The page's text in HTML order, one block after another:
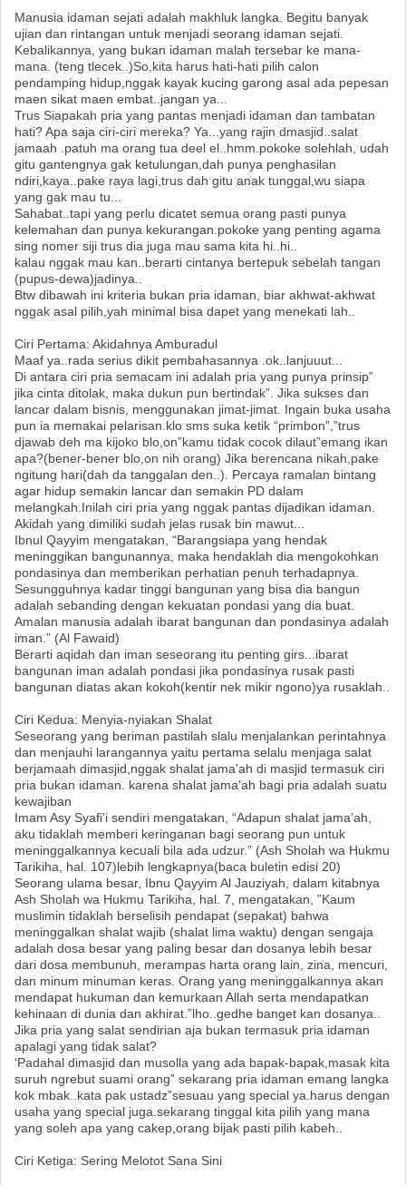
Manusia idaman sejati adalah makhluk langka. Begitu banyak
ujian dan rintangan untuk menjadi seorang idaman sejati.
Kebalikannya, yang bukan idaman malah tersebar ke mana-
mana. (teng tlecek..)So,kita harus hati-hati pilih calon
pendamping hidup,nggak kayak kucing garong asal ada pepesan
maen sikat maen embat..jangan ya...
Trus Siapakah pria yang pantas menjadi idaman dan tambatan
hati? Apa saja ciri-ciri mereka? Ya...yang rajin dmasjid..salat
jamaah .patuh ma orang tua deel el..hmm.pokoke solehlah, udah
gitu gantengnya gak ketulungan,dah punya penghasilan
ndiri,kaya..pake raya lagi,trus dah gitu anak tunggal,wu siapa
yang gak mau tu...
Sahabat..tapi yang perlu dicatet semua orang pasti punya
kelemahan dan punya kekurangan.pokoke yang penting agama
sing nomer siji trus dia juga mau sama kita hi..hi..
kalau nggak mau kan..berarti cintanya bertepuk sebelah tangan
(pupus-dewa)jadinya..
Btw dibawah ini kriteria bukan pria idaman, biar akhwat-akhwat
nggak asal pilih,yah minimal bisa dapet yang menekati lah..
Ciri Pertama: Akidahnya Amburadul
Maaf ya..rada serius dikit pembahasannya .ok..lanjuuut...
Di antara ciri pria semacam ini adalah pria yang punya prinsip”
jika cinta ditolak, maka dukun pun bertindak”. Jika sukses dan
lancar dalam bisnis, menggunakan jimat-jimat. Ingain buka usaha
pun ia memakai pelarisan.klo sms suka ketik “primbon”,”trus
djawab deh ma kijoko blo,on”kamu tidak cocok dilaut”emang ikan
apa?(bener-bener blo,on nih orang) Jika berencana nikah,pake
ngitung hari(dah da tanggalan den..). Percaya ramalan bintang
agar hidup semakin lancar dan semakin PD dalam
melangkah.Inilah ciri pria yang nggak pantas dijadikan idaman.
Akidah yang dimiliki sudah jelas rusak bin mawut...
Ibnul Qayyim mengatakan, “Barangsiapa yang hendak
meninggikan bangunannya, maka hendaklah dia mengokohkan
pondasinya dan memberikan perhatian penuh terhadapnya.
Sesungguhnya kadar tinggi bangunan yang bisa dia bangun
adalah sebanding dengan kekuatan pondasi yang dia buat.
Amalan manusia adalah ibarat bangunan dan pondasinya adalah
iman.” (Al Fawaid)
Berarti aqidah dan iman seseorang itu penting girs...ibarat
bangunan iman adalah pondasi jika pondasinya rusak pasti
bangunan diatas akan kokoh(kentir nek mikir ngono)ya rusaklah..
Ciri Kedua: Menyia-nyiakan Shalat
Seseorang yang beriman pastilah slalu menjalankan perintahnya
dan menjauhi larangannya yaitu pertama selalu menjaga salat
berjamaah dimasjid,nggak shalat jama'ah di masjid termasuk ciri
pria bukan idaman. karena shalat jama'ah bagi pria adalah suatu
kewajiban
Imam Asy Syafi'i sendiri mengatakan, “Adapun shalat jama’ah,
aku tidaklah memberi keringanan bagi seorang pun untuk
meninggalkannya kecuali bila ada udzur.” (Ash Sholah wa Hukmu
Tarikiha, hal. 107)lebih lengkapnya(baca buletin edisi 20)
Seorang ulama besar, Ibnu Qayyim Al Jauziyah, dalam kitabnya
Ash Sholah wa Hukmu Tarikiha, hal. 7, mengatakan, ”Kaum
muslimin tidaklah berselisih pendapat (sepakat) bahwa
meninggalkan shalat wajib (shalat lima waktu) dengan sengaja
adalah dosa besar yang paling besar dan dosanya lebih besar
dari dosa membunuh, merampas harta orang lain, zina, mencuri,
dan minum minuman keras. Orang yang meninggalkannya akan
mendapat hukuman dan kemurkaan Allah serta mendapatkan
kehinaan di dunia dan akhirat.”lho..gedhe banget kan dosanya..
Jika pria yang salat sendirian aja bukan termasuk pria idaman
apalagi yang tidak salat?
‘Padahal dimasjid dan musolla yang ada bapak-bapak,masak kita
suruh ngrebut suami orang” sekarang pria idaman emang langka
kok mbak..kata pak ustadz”sesuau yang special ya.harus dengan
usaha yang special juga.sekarang tinggal kita pilih yang mana
yang soleh apa yang cakep,orang bijak pasti pilih kabeh..
Ciri Ketiga: Sering Melotot Sana Sini